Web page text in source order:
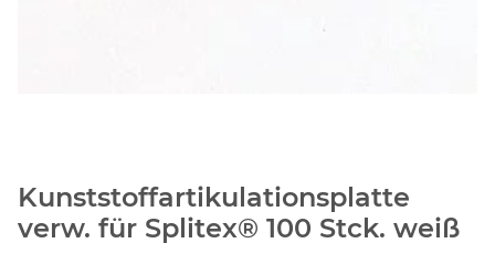
Kunststoffartikulationsplatte
verw. für Splitex® 100 Stck. weiß